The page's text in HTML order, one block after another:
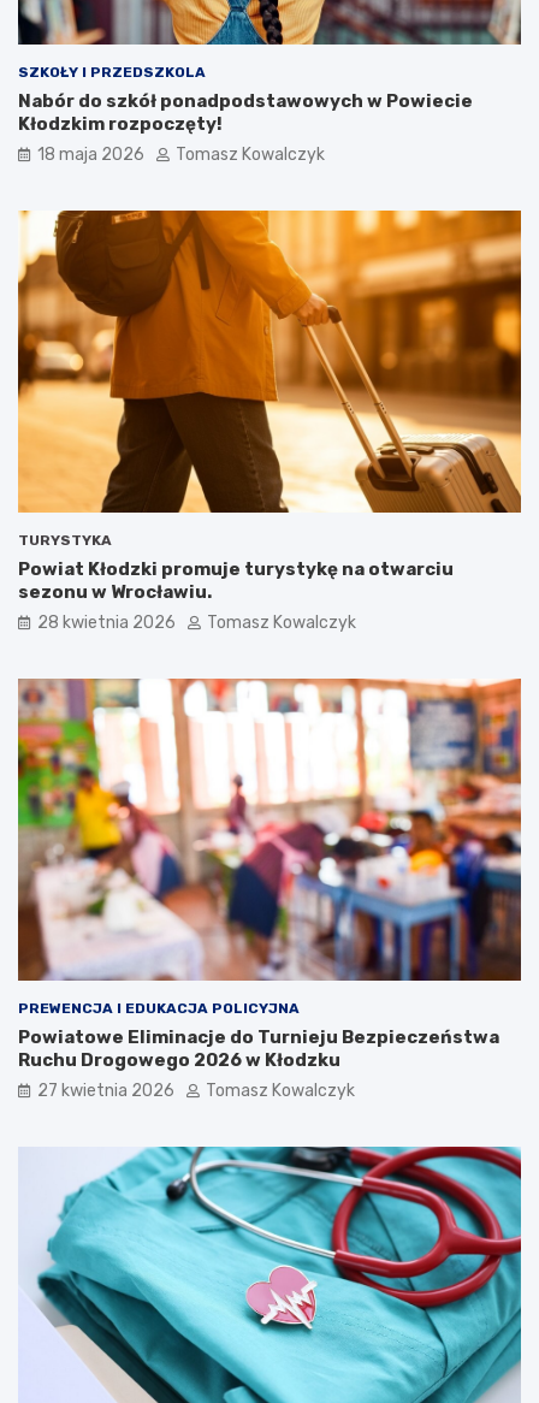
SZKOŁY I PRZEDSZKOLA
Nabór do szkół ponadpodstawowych w Powiecie
Kłodzkim rozpoczęty!
18 maja 2026 Tomasz Kowalczyk
TURYSTYKA
Powiat Kłodzki promuje turystykę na otwarciu
sezonu w Wrocławiu.
28 kwietnia 2026 Tomasz Kowalczyk
PREWENCJA I EDUKACJA POLICYJNA
Powiatowe Eliminacje do Turnieju Bezpieczeństwa
Ruchu Drogowego 2026 w Kłodzku
27 kwietnia 2026 Tomasz Kowalczyk